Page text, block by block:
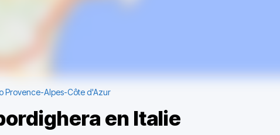
Provence-Alpes-Côte d'Azur
en Italie